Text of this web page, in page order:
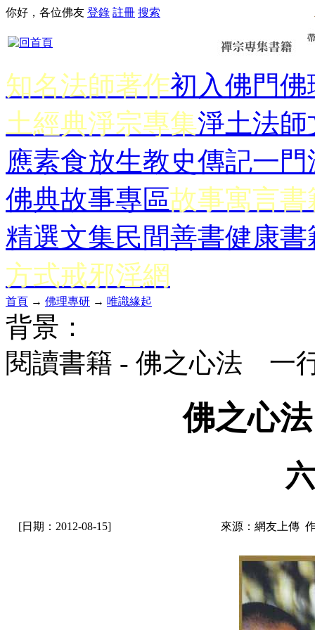
你好，各位佛友 登錄 註冊 搜索
知名法師著作初入佛門佛
土經典淨宗專集淨土法師
應素食放生教史傳記一門
佛典故事專區故事寓言書
精選文集民間善書健康書
方式戒邪淫網
首頁 → 佛理專研 → 唯識緣起
背景：
閱讀書籍 - 佛之心法 一
佛之心
[日期：2012-08-15] 來源：網友上傳